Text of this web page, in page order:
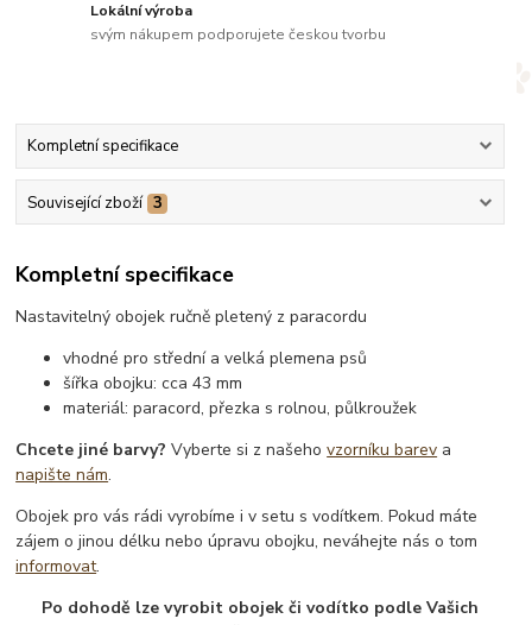
Lokální výroba
svým nákupem podporujete českou tvorbu
Kompletní specifikace
Související zboží 3
Kompletní specifikace
Nastavitelný obojek ručně pletený z paracordu
vhodné pro střední a velká plemena psů
šířka obojku: cca 43 mm
materiál: paracord, přezka s rolnou, půlkroužek
Chcete jiné barvy? Vyberte si z našehovzorníku barev a
napište nám.
Obojek pro vás rádi vyrobíme i v setu s vodítkem. Pokud máte
zájem o jinou délku nebo úpravu obojku, neváhejte nás o tom
informovat.
Po dohodě lze vyrobit obojek či vodítko podle Vašich